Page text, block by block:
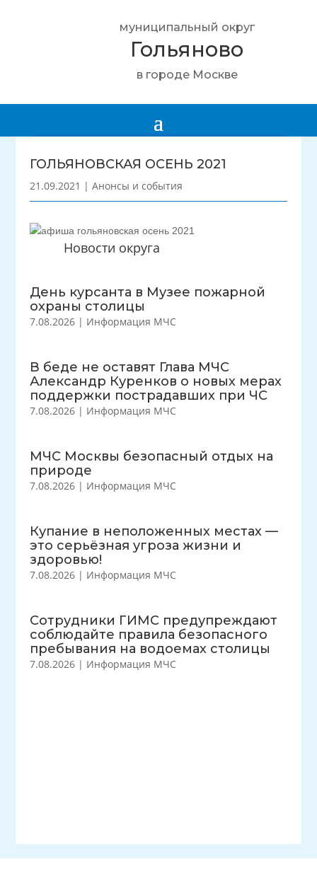
муниципальный округ
Гольяново
в городе Москве
Новости округа
День курсанта в Музее пожарной
охраны столицы
7.08.2026 | Информация МЧС
В беде не оставят Глава МЧС
Александр Куренков о новых мерах
поддержки пострадавших при ЧС
7.08.2026 | Информация МЧС
МЧС Москвы безопасный отдых на
природе
7.08.2026 | Информация МЧС
Купание в неположенных местах —
это серьёзная угроза жизни и
здоровью!
7.08.2026 | Информация МЧС
Сотрудники ГИМС предупреждают
соблюдайте правила безопасного
пребывания на водоемах столицы
7.08.2026 | Информация МЧС
ГОЛЬЯНОВСКАЯ ОСЕНЬ 2021
21.09.2021 |Анонсы и события